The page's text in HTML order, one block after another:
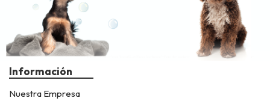
Información
Nuestra Empresa